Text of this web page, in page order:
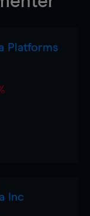
Platforms
Inc